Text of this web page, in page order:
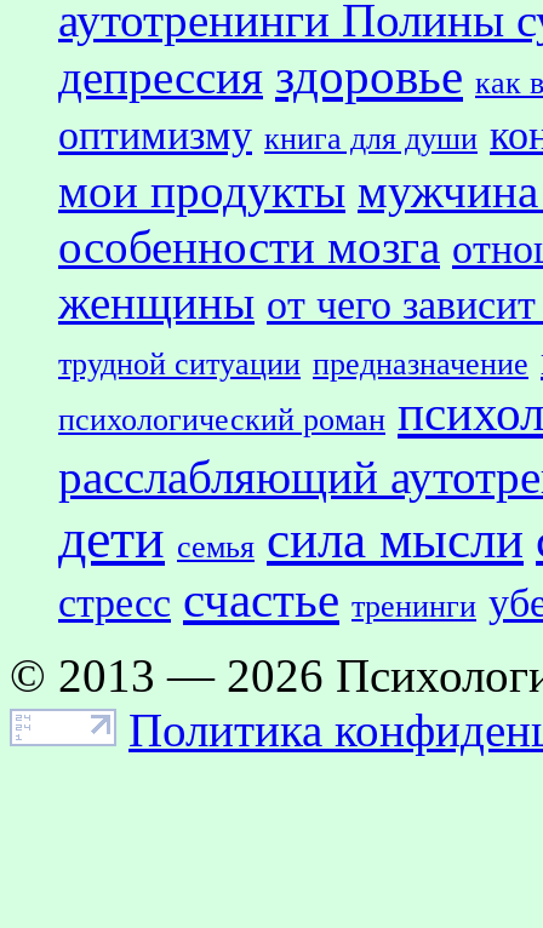
аутотренинги Полины
депрессия здоровье как
оптимизму книга для души
мои продукты
особенности мозга
женщины от чего
трудной ситуации предназначение
психологический роман
расслабляющий
дети семья сила мысли
стресс счастье тренинги
© 2013 — 2026
Политика